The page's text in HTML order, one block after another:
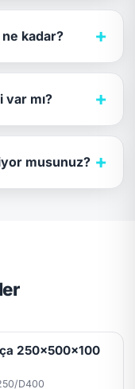
kadar? +
mı? +
musunuz? +
250x500x100
D400